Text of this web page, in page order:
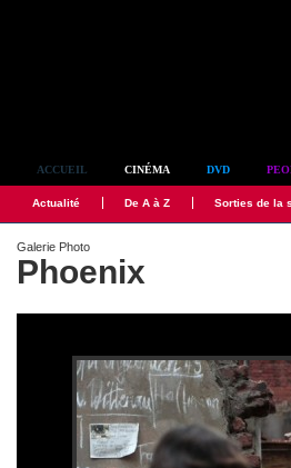
ACCUEIL CINÉMA DVD
Actualité De A à Z Sorties de la
Galerie Photo
Phoenix